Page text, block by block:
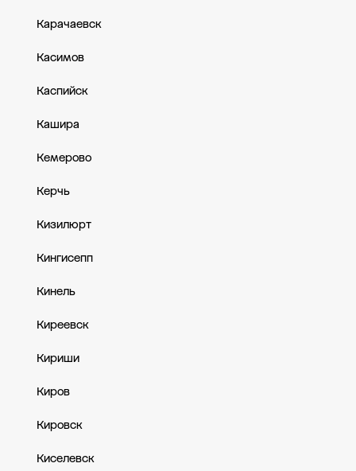
Карачаевск
Касимов
Каспийск
Кашира
Кемерово
Керчь
Кизилюрт
Кингисепп
Кинель
Киреевск
Кириши
Киров
Кировск
Киселевск